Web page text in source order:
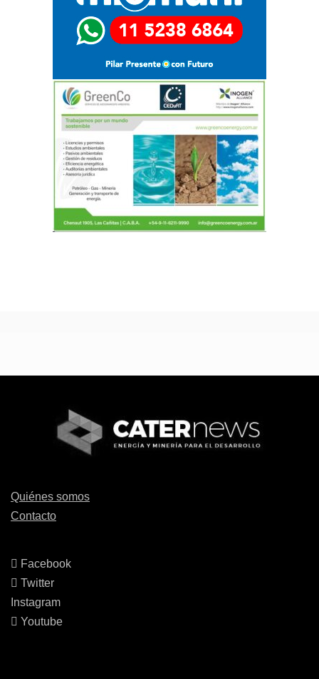
Quiénes somos
Contacto
Facebook
Twitter
Instagram
Youtube